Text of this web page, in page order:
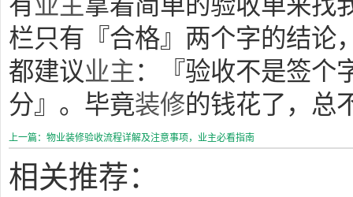
栏只有『合格』两个字的结论
都建议业主：『验收不是签个
分』。毕竟装修的钱花了，总
上一篇：物业装修验收流程详解及注意事项，业主必看指南
相关推荐：